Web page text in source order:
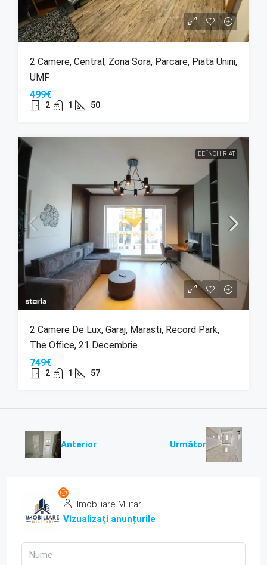
2 Camere, Central, Zona Sora, Parcare, Piata Unirii,
UMF
499€
2 1 50
DE ÎNCHIRIAT
2 Camere De Lux, Garaj, Marasti, Record Park,
The Office, 21 Decembrie
749€
2 1 57
Anterior Următor
Imobiliare Militari
Vizualizați anunțurile